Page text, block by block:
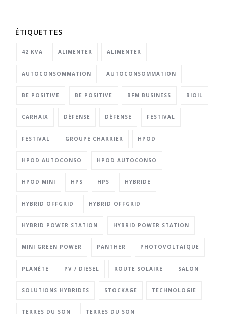
ÉTIQUETTES
42 KVA ALIMENTER ALIMENTER
AUTOCONSOMMATION AUTOCONSOMMATION
BE POSITIVE BE POSITIVE BFM BUSINESS BIOIL
CARHAIX DÉFENSE DÉFENSE FESTIVAL
FESTIVAL GROUPE CHARRIER HPOD
HPOD AUTOCONSO HPOD AUTOCONSO
HPOD MINI HPS HPS HYBRIDE
HYBRID OFFGRID HYBRID OFFGRID
HYBRID POWER STATION HYBRID POWER STATION
MINI GREEN POWER PANTHER PHOTOVOLTAÏQUE
PLANÈTE PV / DIESEL ROUTE SOLAIRE SALON
SOLUTIONS HYBRIDES STOCKAGE TECHNOLOGIE
TERRES DU SON TERRES DU SON